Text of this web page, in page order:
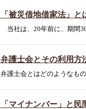
「被災借地借家法」と
当社は、20年前に、期間
弁護士会とその利用方
弁護士会とはどのようなも
「マイナンバー」と民